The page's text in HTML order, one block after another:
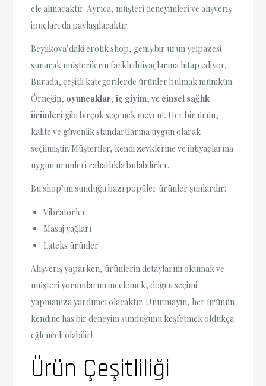
ele alınacaktır. Ayrıca, müşteri deneyimleri ve alışveriş
ipuçları da paylaşılacaktır.
Beylikova’daki erotik shop, geniş bir ürün yelpazesi
sunarak müşterilerin farklı ihtiyaçlarına hitap ediyor.
Burada, çeşitli kategorilerde ürünler bulmak mümkün.
Örneğin, oyuncaklar,iç giyim, ve cinsel sağlık
ürünleri gibi birçok seçenek mevcut. Her bir ürün,
kalite ve güvenlik standartlarına uygun olarak
seçilmiştir. Müşteriler, kendi zevklerine ve ihtiyaçlarına
uygun ürünleri rahatlıkla bulabilirler.
Bu shop’un sunduğu bazı popüler ürünler şunlardır:
Vibratörler
Masaj yağları
Lateks ürünler
Alışveriş yaparken, ürünlerin detaylarını okumak ve
müşteri yorumlarını incelemek, doğru seçimi
yapmanıza yardımcı olacaktır. Unutmayın, her ürünün
kendine has bir deneyim sunduğunu keşfetmek oldukça
eğlenceli olabilir!
Ürün Çeşitliliği